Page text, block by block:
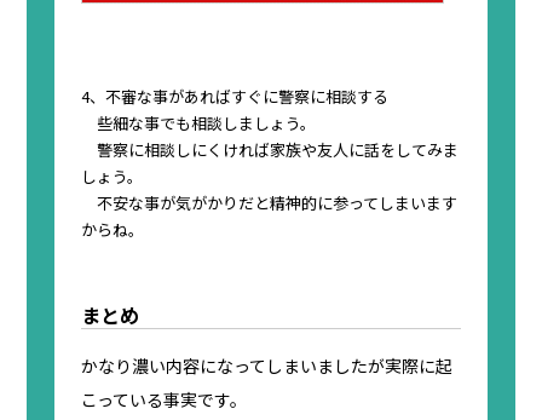
4、不審な事があればすぐに警察に相談する
些細な事でも相談しましょう。
警察に相談しにくければ家族や友人に話をしてみま
しょう。
不安な事が気がかりだと精神的に参ってしまいます
からね。
まとめ
かなり濃い内容になってしまいましたが実際に起
こっている事実です。